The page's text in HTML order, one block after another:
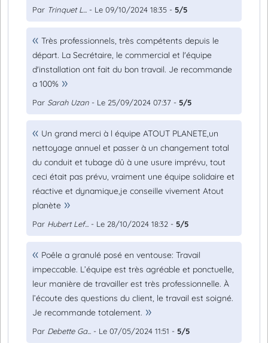
Par Trinquet L... - Le 09/10/2024 18:35 - 5/5
Très professionnels, très compétents depuis le
départ. La Secrétaire, le commercial et l'équipe
d'installation ont fait du bon travail. Je recommande
a 100%
Par Sarah Uzan - Le 25/09/2024 07:37 - 5/5
Un grand merci à l équipe ATOUT PLANETE,un
nettoyage annuel et passer à un changement total
du conduit et tubage dû à une usure imprévu, tout
ceci était pas prévu, vraiment une équipe solidaire et
réactive et dynamique,je conseille vivement Atout
planète
Par Hubert Lef... - Le 28/10/2024 18:32 - 5/5
Poêle a granulé posé en ventouse: Travail
impeccable. L’équipe est très agréable et ponctuelle,
leur manière de travailler est très professionnelle. À
l’écoute des questions du client, le travail est soigné.
Je recommande totalement.
Par Debette Ga... - Le 07/05/2024 11:51 - 5/5